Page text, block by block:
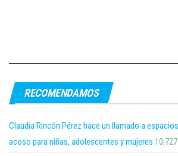
RECOMENDAMOS
Claudia Rincón Pérez hace un llamado a
acoso para niñas, adolescentes y mujeres 10,727